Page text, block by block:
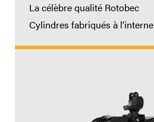
La célèbre qualité Rotobec
Cylindres fabriqués à l'interne